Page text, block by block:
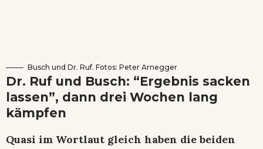
Busch und Dr. Ruf. Fotos: Peter Arnegger
Dr. Ruf und Busch: “Ergebnis sacken
lassen”, dann drei Wochen lang
kämpfen
Quasi im Wortlaut gleich haben die beiden